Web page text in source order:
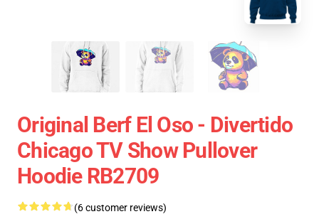
Original Berf El Oso - Divertido
Chicago TV Show Pullover
Hoodie RB2709
(6 customer reviews)